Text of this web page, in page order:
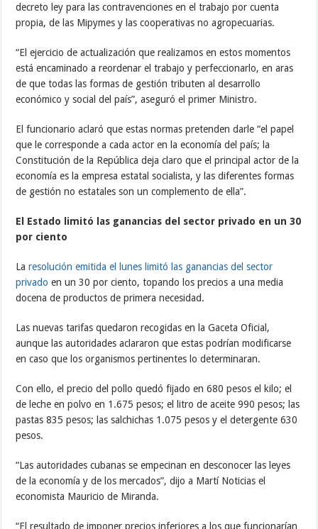
decreto ley para las contravenciones en el trabajo por cuenta
propia, de las Mipymes y las cooperativas no agropecuarias.
“El ejercicio de actualización que realizamos en estos momentos
está encaminado a reordenar el trabajo y perfeccionarlo, en aras
de que todas las formas de gestión tributen al desarrollo
económico y social del país”, aseguró el primer Ministro.
El funcionario aclaró que estas normas pretenden darle “el papel
que le corresponde a cada actor en la economía del país; la
Constitución de la República deja claro que el principal actor de la
economía es la empresa estatal socialista, y las diferentes formas
de gestión no estatales son un complemento de ella”.
El Estado limitó las ganancias del sector privado en un 30
por ciento
Laresolución emitida el lunes limitó las ganancias del sector
privado en un 30 por ciento, topando los precios a una media
docena de productos de primera necesidad.
Las nuevas tarifas quedaron recogidas en la Gaceta Oficial,
aunque las autoridades aclararon que estas podrían modificarse
en caso que los organismos pertinentes lo determinaran.
Con ello, el precio del pollo quedó fijado en 680 pesos el kilo; el
de leche en polvo en 1.675 pesos; el litro de aceite 990 pesos; las
pastas 835 pesos; las salchichas 1.075 pesos y el detergente 630
pesos.
“Las autoridades cubanas se empecinan en desconocer las leyes
de la economía y de los mercados”, dijo a Martí Noticias el
economista Mauricio de Miranda.
“El resultado de imponer precios inferiores a los que funcionarían